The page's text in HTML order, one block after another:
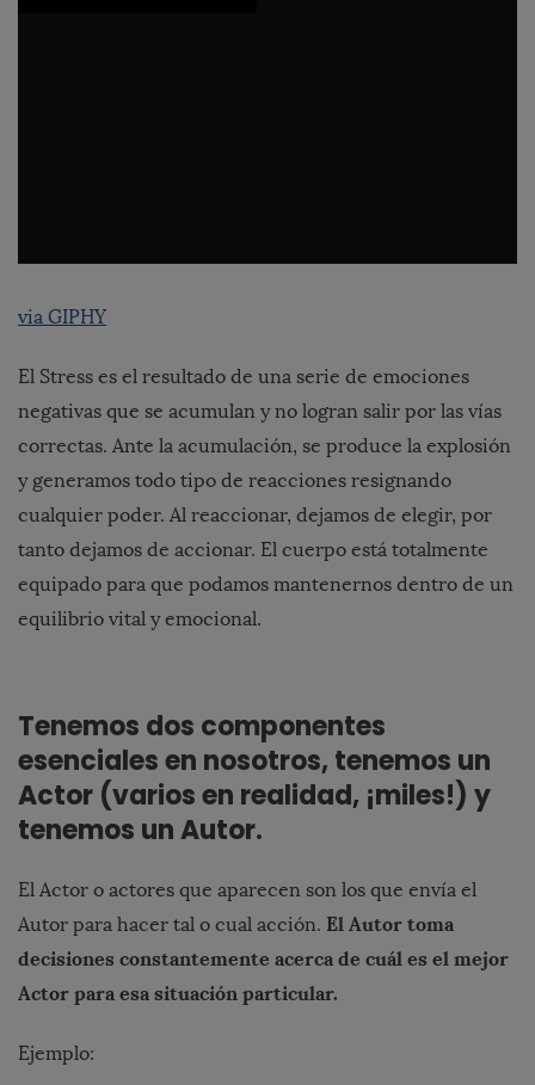
via GIPHY
El Stress es el resultado de una serie de emociones
negativas que se acumulan y no logran salir por las vías
correctas. Ante la acumulación, se produce la explosión
y generamos todo tipo de reacciones resignando
cualquier poder. Al reaccionar, dejamos de elegir, por
tanto dejamos de accionar. El cuerpo está totalmente
equipado para que podamos mantenernos dentro de un
equilibrio vital y emocional.
Tenemos dos componentes
esenciales en nosotros, tenemos un
Actor (varios en realidad, ¡miles!) y
tenemos un Autor.
El Actor o actores que aparecen son los que envía el
Autor para hacer tal o cual acción. El Autor toma
decisiones constantemente acerca de cuál es el mejor
Actor para esa situación particular.
Ejemplo: